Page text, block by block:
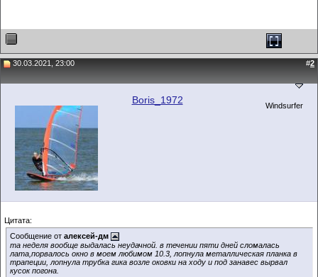
30.03.2021, 23:00 #2
Boris_1972 Windsurfer
Цитата:
Сообщение от алексей-дм
та неделя вообще выдалась неудачной. в течении пяти дней сломалась
лата,порвалось окно в моем любимом 10.3, лопнула металлическая планка в
трапеции, лопнула трубка гика возле оковки на ходу и под занавес вырвал
кусок погона.